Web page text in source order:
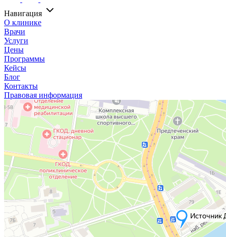
Навигация
О клинике
Врачи
Услуги
Цены
Программы
Кейсы
Блог
Контакты
Правовая информация